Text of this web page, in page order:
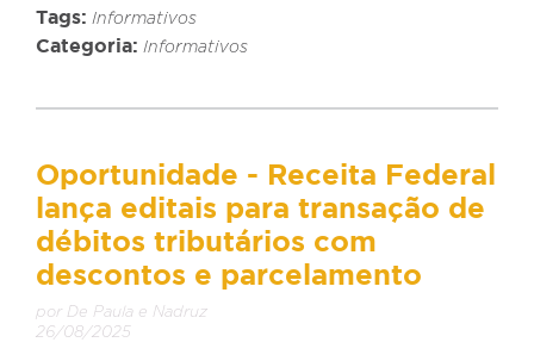
Tags: Informativos
Categoria: Informativos
Oportunidade - Receita Federal
lança editais para transação de
débitos tributários com
descontos e parcelamento
por De Paula e Nadruz
26/08/2025